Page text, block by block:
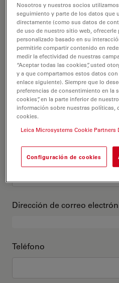
Este es mi perfil
Título académico
Nombre
Apellido
Dirección de correo
Teléfono
Nosotros y nuestros socios
seguimiento y parte de los datos que
directamente (como sus datos de
de uso de nuestro sitio web,
personalizado basado en su
permitirle compartir contenido en
medir la efectividad de nuestras
“Aceptar todas las cookies”, usted
y a que compartamos estos datos
enlace siguiente). Siempre que lo
preferencias de consentimiento en la
cookies”, en la parte inferior de
información sobre nuestras políticas,
cookies.
Leica Microsystems Cookie Partners
Configuración de cookies